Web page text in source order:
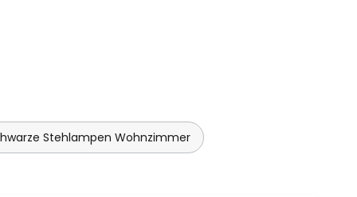
Stehlampen Wohnzimmer